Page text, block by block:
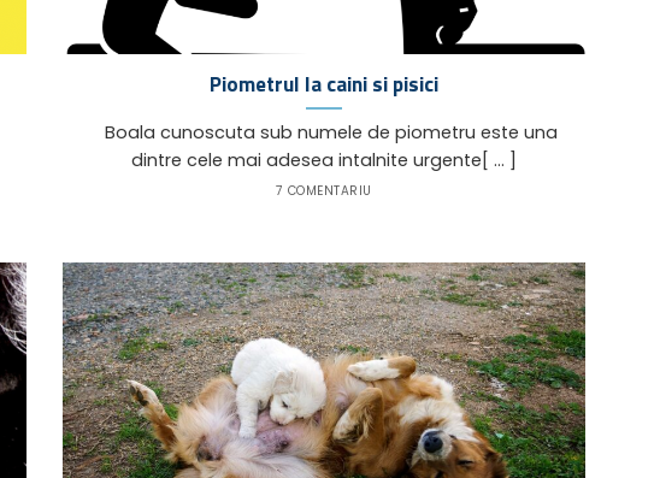
Piometrul la caini si pisici
Boala cunoscuta sub numele de piometru este una
dintre cele mai adesea intalnite urgente[ ... ]
7 COMENTARIU